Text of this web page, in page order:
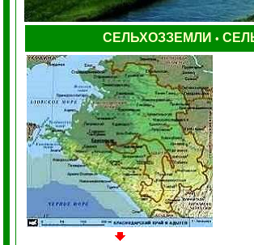
СЕЛЬХОЗЗЕМЛИ •